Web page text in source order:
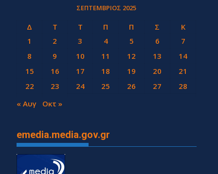
ΣΕΠΤΈΜΒΡΙΟΣ 2025
Δ Τ Τ Π Π Σ
Κ
1
2 3 4 5 6
7
8
9 10 11 12 13
14
15
16 17 18 19 20
21
22
23 24 25 26 27
28
29
30
« Αυγ Οκτ »
emedia.media.gov.gr